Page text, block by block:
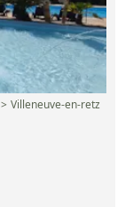
Villeneuve-en-retz